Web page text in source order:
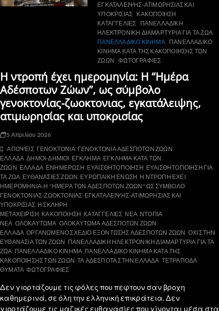
ΕΓΚΑΤΑΛΕΙΨΗΣ-ΑΤΙΜΩΡΗΣΙΑΣ ΚΑΙ
ΥΠΟΚΡΙΣΙΑΣ ΚΑΚΟΠΟΙΗΣΗ
ΚΑΤΑΓΓΕΛΙΕΣ
ΠΑΝΕΛΛΑΔΙΚΗ
ΗΛΕΚΤΡΟΝΙΚΗ ΔΙΑΜΑΡΤΥΡΙΑ ΓΙΑ ΤΑ ΖΩΑ
ΠΑΝΕΛΛΑΔΙΚΟ ΚΙΝΗΜΑ
ΠΑΝΕΛΛΑΔΙΚΟ
ΚΙΝΗΜΑ ΚΑΤΑ ΤΗΣ ΚΑΚΟΠΟΙΗΣΗΣ ΤΩΝ
ΖΩΩΝ
ΦΩΤΟΓΡΑΦΙΕΣ
Η ντροπή έχει ημερομηνία: Η “Ημέρα
Αδέσποτων Ζώων”, ως σύμβολο
γενοκτονίας-ζωοκτονιας, εγκατάλειψης,
ατιμωρησίας και υποκρισίας
5 Απριλίου 2026
ΑΠΟΨΕΙΣ ΓΕΝΟΚΤΟΝΙΑ ΓΕΝΟΚΤΟΝΙΑ ΑΔΕΣΠΟΤΩΝ ΖΩΩΝ
ΕΛΛΑΔΑ ΔΗΜΟΙ-ΔΗΜΙΟΙ ΕΓΚΛΗΜΑ ΕΓΚΛΗΜΑ ΚΑΤΑ ΤΩΝ
ΖΩΩΝ ΕΛΛΑΔΑ ΕΝΗΜΕΡΩΣΗ ΕΥΑΙΣΘΗΤΟΠΟΙΗΣΗ ΕΥΑΙΣΘΗΤΟΠΟΙΗΣΗ ΓΙΑ
ΤΑ ΖΩΑ ΕΥΘΑΝΑΣΙΕΣ ΖΩΩΝ ΕΥΡΩΠΑΙΚΗ ΕΝΩΣΗ Η ΝΤΡΟΠΗ ΕΧΕΙ
ΗΜΕΡΟΜΗΝΙΑ-Η "ΗΜΕΡΑ ΤΩΝ ΑΔΕΣΠΟΤΩΝ ΖΩΩΝ" ΩΣ ΣΥΜΒΟΛΟ
ΓΕΝΟΚΤΟΝΙΑΣ-ΖΩΟΚΤΟΝΙΑΣ-ΕΓΚΑΤΑΛΕΙΨΗΣ-ΑΤΙΜΩΡΗΣΙΑΣ ΚΑΙ
ΥΠΟΚΡΙΣΙΑΣ Η ΣΚΛΗΡΗ
ΜΕΤΑΧΕΙΡΙΣΗ ΚΑΚΟΠΟΙΗΣΗ ΚΑΤΑΓΓΕΛΙΕΣ ΝΕΑ ΝΤΟΠΙΑ
ΝΕΑ ΟΛΟΚΑΥΤΩΜΑ ΟΛΟΚΑΥΤΩΜΑ ΑΔΕΣΠΟΤΩΝ ΖΩΩΝ
ΕΛΛΑΔΑ ΟΡΓΑΝΩΜΕΝΟ ΣΧΕΔΙΟ ΕΞΟΝΤΩΣΗΣ ΑΔΕΣΠΟΤΩΝ ΖΩΩΝ ΟΧΙ ΣΤΗΝ
ΕΥΘΑΝΑΣΙΑ ΤΩΝ ΖΩΩΝ ΠΑΝΕΛΛΑΔΙΚΗ ΗΛΕΚΤΡΟΝΙΚΗ ΔΙΑΜΑΡΤΥΡΙΑ ΓΙΑ ΤΑ
ΖΩΑ ΠΑΝΕΛΛΑΔΙΚΟ ΚΙΝΗΜΑ ΠΑΝΕΛΛΑΔΙΚΟ ΚΙΝΗΜΑ ΚΑΤΑ ΤΗΣ
ΚΑΚΟΠΟΙΗΣΗΣ ΤΩΝ ΖΩΩΝ ΤΑ ΑΔΕΣΠΟΤΑ ΣΤΗΝ ΕΛΛΑΔΑ ΤΕΤΡΑΠΟΔΑ
ΘΥΜΑΤΑ ΦΩΤΟΓΡΑΦΙΕΣ
Δεν γιορτάζουμε τις φόλες που πεφτουν σαν βροχη
καθημερινά, σε όλη την ελληνική επικράτεια. Δεν
γιορτάζουμε τις μαζικές ευθανασίες που γίνονται μέσα στα